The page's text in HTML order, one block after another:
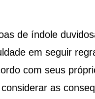
de índole
em seguir
com seus
as